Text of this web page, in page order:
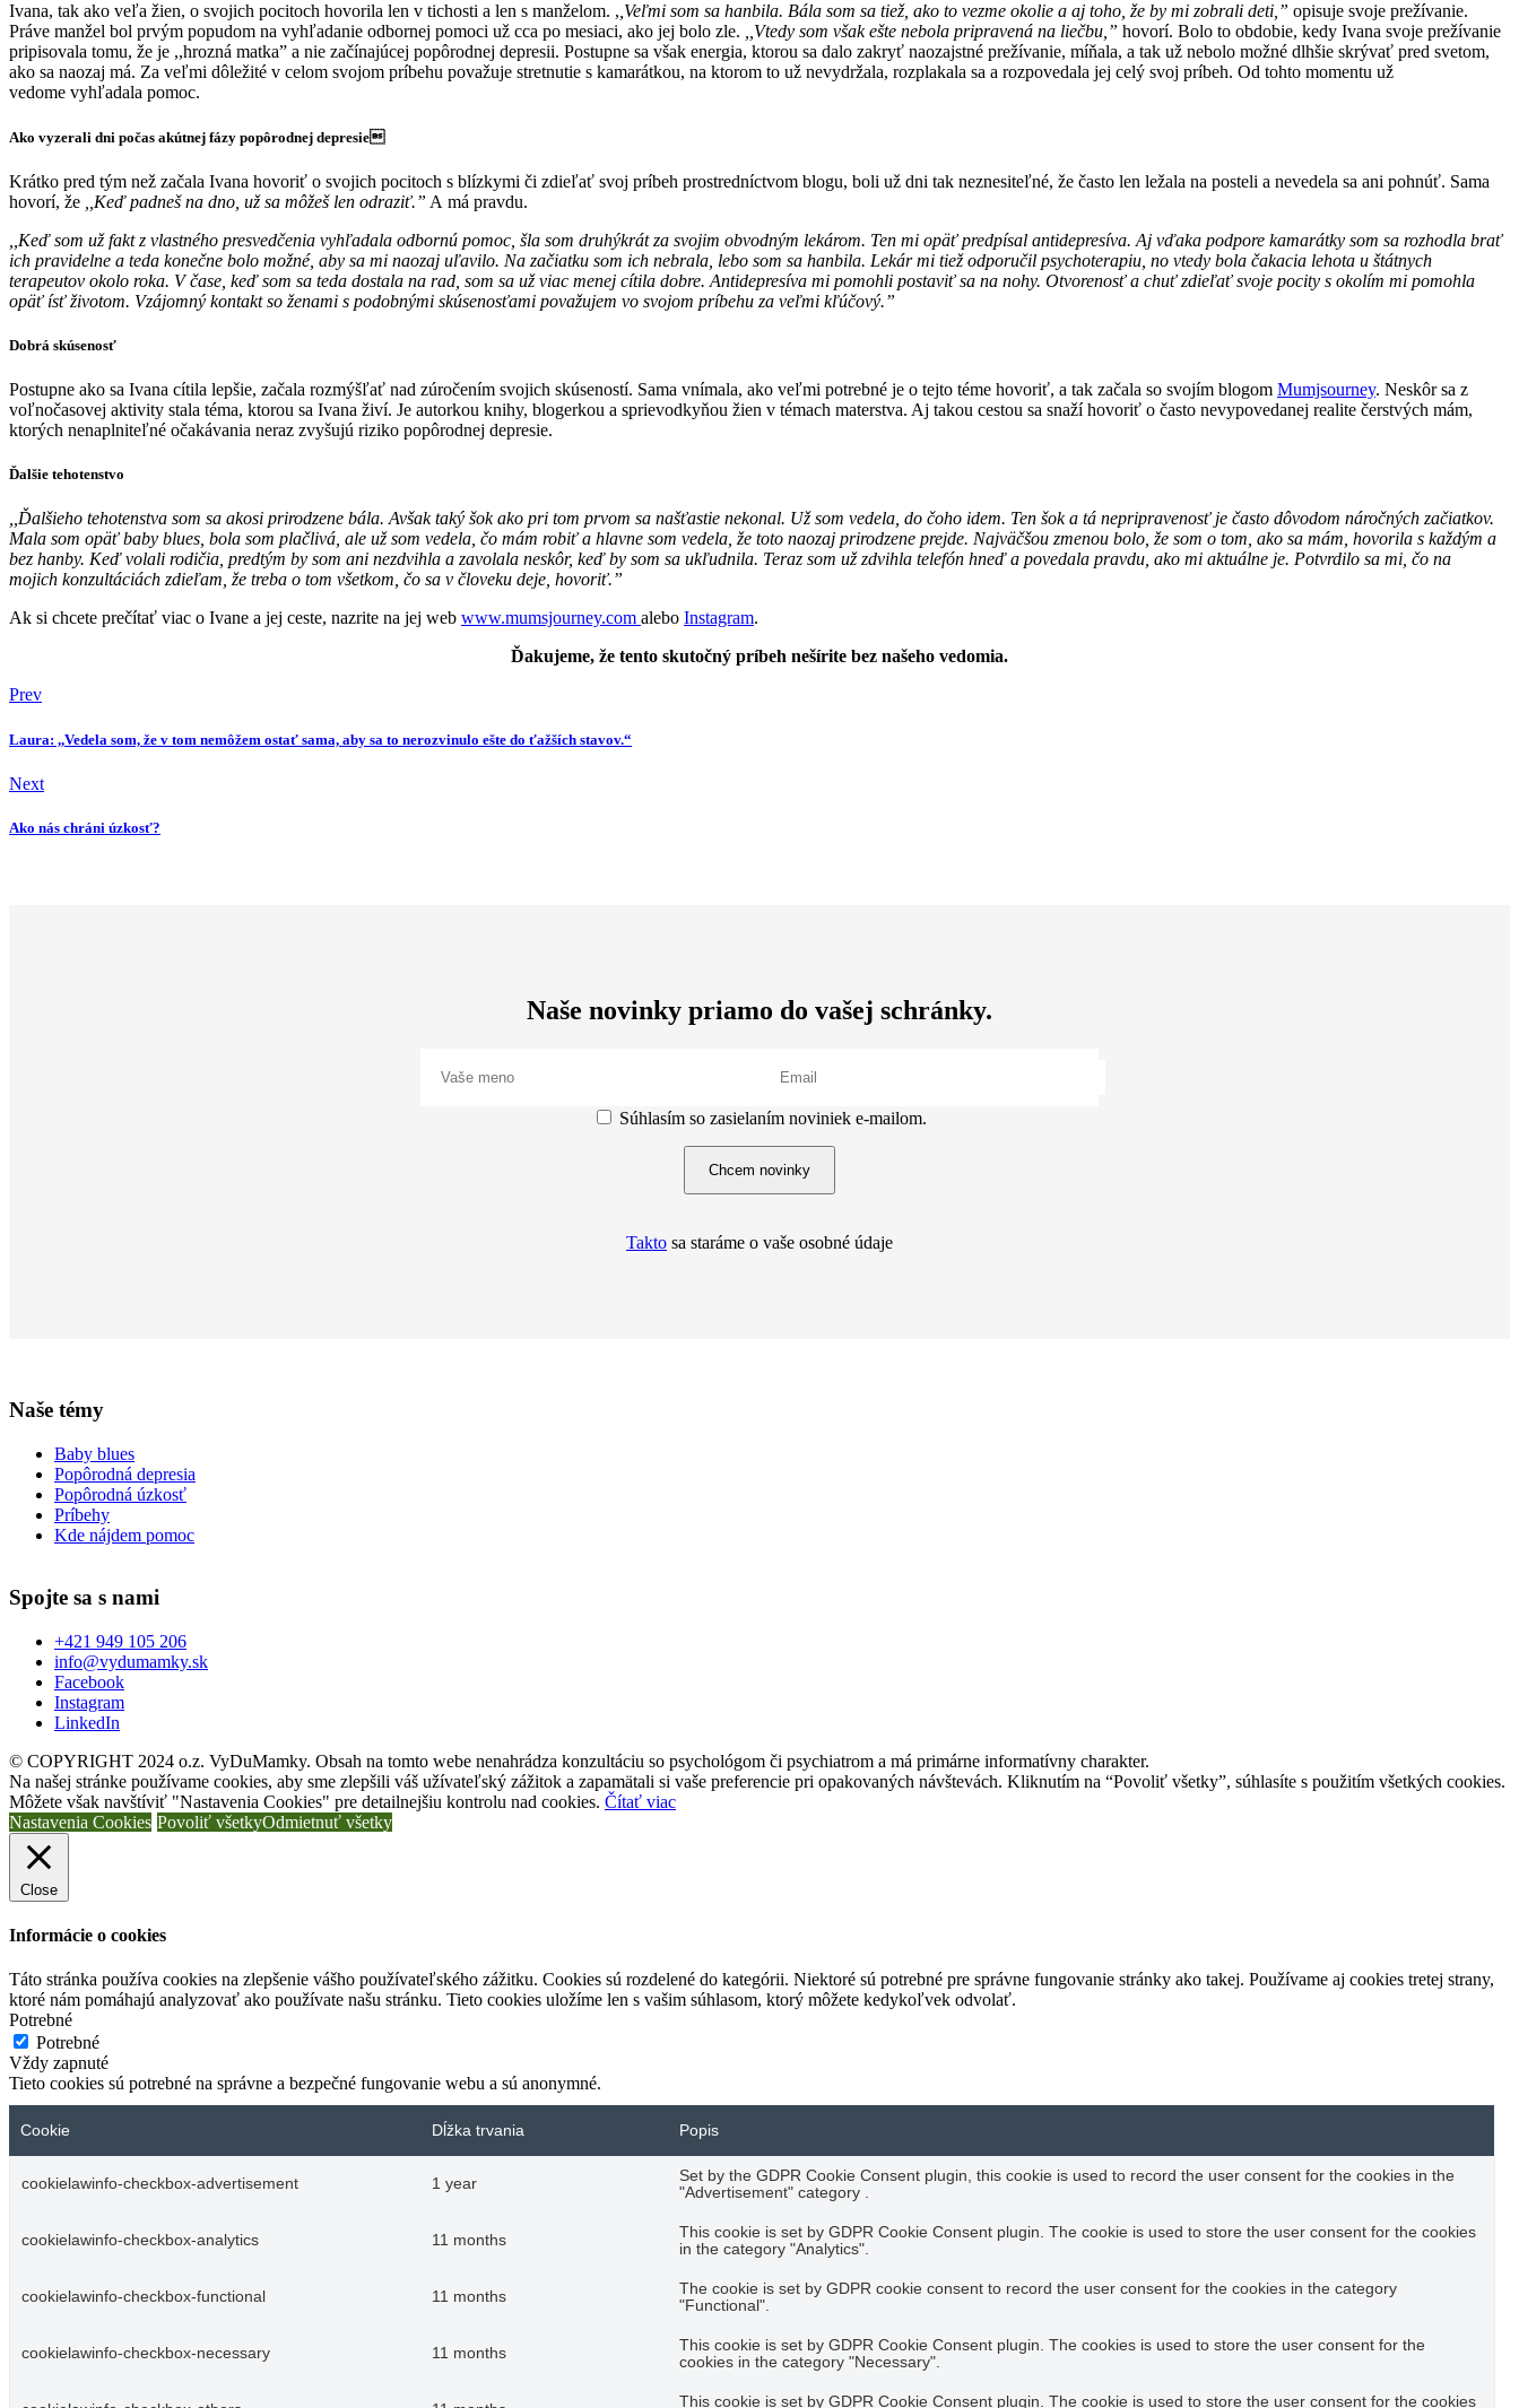
Ivana, tak ako veľa žien, o svojich pocitoch hovorila len v tichosti a len s manželom. , ,Veľmi som sa hanbila. Bála som sa tiež, ako to vezme okolie a aj toho, že by mi zobrali deti,” opisuje svoje prežívanie.
Práve manžel bol prvým popudom na vyhľadanie odbornej pomoci už cca po mesiaci, ako jej bolo zle. ,,Vtedy som však ešte nebola pripravená na liečbu,” hovorí. Bolo to obdobie, kedy Ivana svoje prežívanie
pripisovala tomu, že je ,,hrozná matka” a nie začínajúcej popôrodnej depresii. Postupne sa však energia, ktorou sa dalo zakryť naozajstné prežívanie, míňala, a tak už nebolo možné dlhšie skrývať pred svetom,
ako sa naozaj má. Za veľmi dôležité v celom svojom príbehu považuje stretnutie s kamarátkou, na ktorom to už nevydržala, rozplakala sa a rozpovedala jej celý svoj príbeh. Od tohto momentu už
vedome vyhľadala pomoc.
Ako vyzerali dni počas akútnej fázy popôrodnej depresie
Krátko pred tým než začala Ivana hovoriť o svojich pocitoch s blízkymi či zdieľať svoj príbeh prostredníctvom blogu, boli už dni tak neznesiteľné, že často len ležala na posteli a nevedela sa ani pohnúť. Sama
hovorí, že
,,Keď padneš na dno, už sa môžeš len odraziť.” A má pravdu.
,,Keď som už fakt z vlastného presvedčenia vyhľadala odbornú pomoc, šla som druhýkrát za svojim obvodným lekárom. Ten mi opäť predpísal antidepresíva. Aj vďaka podpore kamarátky som sa rozhodla brať
ich pravidelne a teda konečne bolo možné, aby sa mi naozaj uľavilo. Na začiatku som ich nebrala, lebo som sa hanbila. Lekár mi tiež odporučil psychoterapiu, no vtedy bola čakacia lehota u štátnych
terapeutov okolo roka. V čase, keďsom sa teda dostala na rad, som sa už viac menej cítila dobre. Antidepresíva mi pomohli postaviť sa na nohy. Otvorenosť a chuť zdieľať svoje pocity s okolím mi pomohla
opäť ísťživotom. Vzájomný kontakt so ženami s podobnými skúsenosťami považujem vo svojom príbehu za veľmi kľúčový.”
Dobrá skúsenosť
Postupne ako sa Ivana cítila lepšie, začala rozmýšľať nad zúročením svojich skúseností. Sama vnímala, ako veľmi potrebné je o tejto téme hovoriť, a tak začala so svojím blogom Mumjsourney. Neskôr sa z
voľnočasovej aktivity stala téma, ktorou sa Ivana živí. Je autorkou knihy, blogerkou a sprievodkyňou žien v témach materstva. Aj takou cestou sa snaží hovoriť o často nevypovedanej realite čerstvých mám,
ktorých nenaplniteľné očakávania neraz zvyšujú riziko popôrodnej depresie.
Ďalšie tehotenstvo
,,Ďalšieho tehotenstva som sa akosi prirodzene bála. Avšak taký šok ako pri tom prvom sa našťastie nekonal. Už som vedela, do čoho idem. Ten šok a tá nepripravenosť je často dôvodom náročných začiatkov.
Mala som opäť baby blues, bola som plačlivá, ale už som vedela, čo mám robiť a hlavne som vedela, že toto naozaj prirodzene prejde. Najväčšou zmenou bolo, že som o tom, ako sa mám, hovorila s každým a
bez hanby. Keď volali rodičia, predtým by som ani nezdvihla a zavolala neskôr, keď by som sa ukľudnila. Teraz som užzdvihla telefón hneď a povedala pravdu, ako mi aktuálne je. Potvrdilo sa mi, čo na
mojich konzultáciách zdieľam, že treba o tom všetkom, čo sa v človeku deje, hovoriť.”
Ak si chcete prečítať viac o Ivane a jej ceste, nazrite na jej web www.mumsjourney.com alebo Instagram.
Ďakujeme, že tento skutočný príbeh nešírite bez našeho vedomia.
Prev
Laura: ,,Vedela som, že v tom nemôžem ostať sama, aby sa to nerozvinulo ešte do ťažších stavov.“
Next
Ako nás chráni úzkosť?
Naše novinky priamo do vašej schránky.
Súhlasím so zasielaním noviniek e-mailom.
Chcem novinky
Takto sa staráme o vaše osobné údaje
Naše témy
Baby blues
Popôrodná depresia
Popôrodná úzkosť
Príbehy
Kde nájdem pomoc
Spojte sa s nami
+421 949 105 206
info@vydumamky.sk
Facebook
Instagram
LinkedIn
© COPYRIGHT 2024 o.z. VyDuMamky. Obsah na tomto webe nenahrádza konzultáciu so psychológom či psychiatrom a má primárne informatívny charakter.
Na našej stránke používame cookies, aby sme zlepšili váš užívateľský zážitok a zapamätali si vaše preferencie pri opakovaných návštevách. Kliknutím na “Povoliť všetky”, súhlasíte s použitím všetkých cookies.
Môžete však navštíviť "Nastavenia Cookies" pre detailnejšiu kontrolu nad cookies. Čítať viac
Nastavenia Cookies Povoliť všetkyOdmietnuť všetky
Close
Informácie o cookies
Táto stránka používa cookies na zlepšenie vášho používateľského zážitku. Cookies sú rozdelené do kategórii. Niektoré sú potrebné pre správne fungovanie stránky ako takej. Používame aj cookies tretej strany,
ktoré nám pomáhajú analyzovať ako používate našu stránku. Tieto cookies uložíme len s vašim súhlasom, ktorý môžete kedykoľvek odvolať.
Potrebné
Potrebné
Vždy zapnuté
Tieto cookies sú potrebné na správne a bezpečné fungovanie webu a sú anonymné.
Cookie Dĺžka trvania Popis
cookielawinfo-checkbox-advertisement 1 year
Set by the GDPR Cookie Consent plugin, this cookie is used to record the user consent for the cookies in the
"Advertisement" category .
cookielawinfo-checkbox-analytics 11 months
This cookie is set by GDPR Cookie Consent plugin. The cookie is used to store the user consent for the cookies
in the category "Analytics".
cookielawinfo-checkbox-functional 11 months
The cookie is set by GDPR cookie consent to record the user consent for the cookies in the category
"Functional".
cookielawinfo-checkbox-necessary 11 months
This cookie is set by GDPR Cookie Consent plugin. The cookies is used to store the user consent for the
cookies in the category "Necessary".
This cookie is set by GDPR Cookie Consent plugin. The cookie is used to store the user consent for the cookies